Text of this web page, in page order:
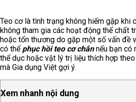
Teo cơ là tình trạng không hiếm gặp khi
không tham gia các hoạt động thể chất
hoặc tổn thương do gặp một số vấn đề
có thể phục hồi teo cơ chânnếu bạn có
thể dục hoặc vật lý trị liệu thích hợp
mà Gia dụng Việt gợi ý.
Xem nhanh nội dung